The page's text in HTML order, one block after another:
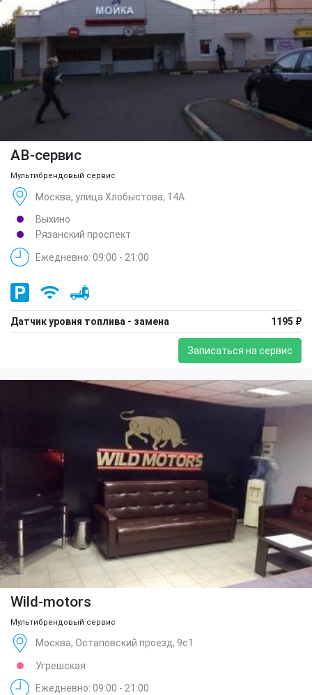
АВ-сервис
Мультибрендовый сервис
Москва, улица Хлобыстова, 14А
Выхино
Рязанский проспект
Ежедневно: 09:00 - 21:00
Датчик уровня топлива - замена 1195 ₽
Записаться на сервис
Wild-motors
Мультибрендовый сервис
Москва, Остаповский проезд, 9с1
Угрешская
Ежедневно: 09:00 - 21:00